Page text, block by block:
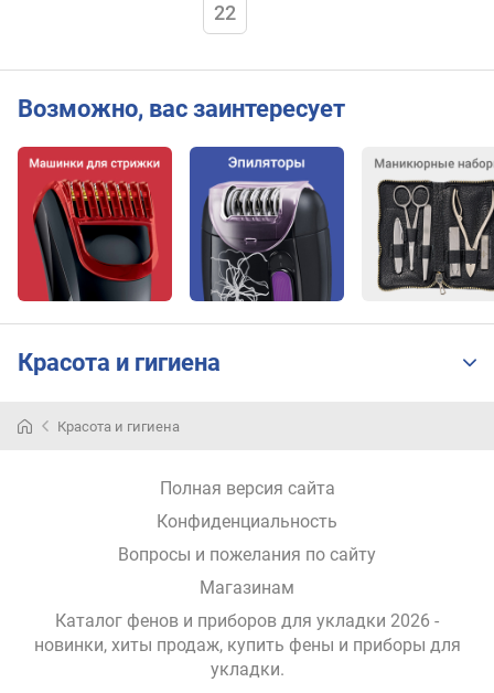
р
е
д
л
и
н
а
к
а
б
е
л
я
м
22
Возможно, вас заинтересует
Красота и гигиена
диффузором
Dreame
Glory Mix
от 3 613 грн.
Красота и гигиена
Полная версия сайта
Конфиденциальность
Вопросы и пожелания по сайту
Магазинам
Каталог фенов и приборов для укладки 2026 -
новинки, хиты продаж, купить фены и приборы для
укладки.